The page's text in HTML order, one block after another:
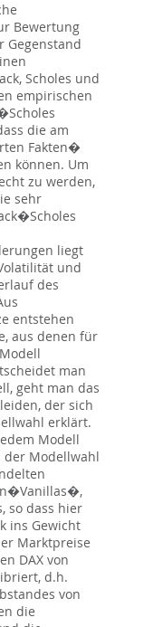
Bewertung
Gegenstand
Scholes und
empirischen
die am
Fakten�
können. Um
zu werden,
sehr
liegt
und
des
entstehen
aus denen für
man
geht man das
der sich
erklärt.
Modell
der Modellwahl
so dass hier
ins Gewicht
Marktpreise
DAX von
d.h.
von
die